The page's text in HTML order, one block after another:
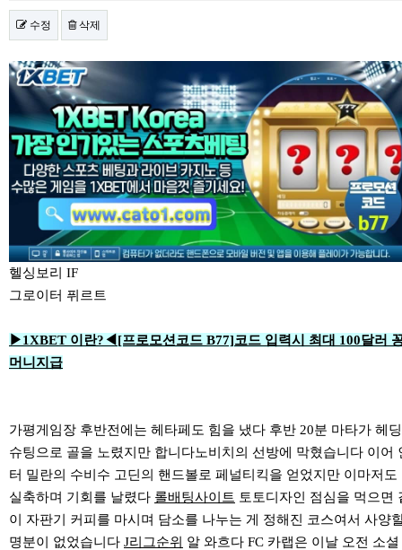
수정 삭제
본문
헬싱보리 IF
그로이터 퓌르트
▶1XBET 이란?◀[프로모션코드 B77]코드 입력시 최대 100달러
머니지급
가평게임장 후반전에는 헤타페도 힘을 냈다 후반 20분 마타가 헤딩
슈팅으로 골을 노렸지만 합니다노비치의 선방에 막혔습니다 이어
터 밀란의 수비수 고딘의 핸드볼로 페널티킥을 얻었지만 이마저도
실축하며 기회를 날렸다 롤배팅사이트 토토디자인 점심을 먹으면
이 자판기 커피를 마시며 담소를 나누는 게 정해진 코스여서 사양
명분이 없었습니다 J리그순위 알 와흐다 FC 카랩은 이날 오전 소셜